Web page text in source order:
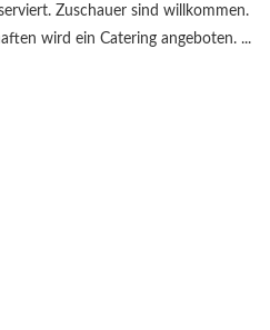
Zuschauer sind willkommen.
wird ein Catering angeboten. ...